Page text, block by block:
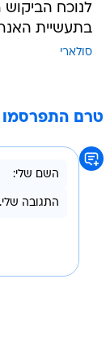
לנוכח
בתעשיית
סולארי
טרם התפרסמו